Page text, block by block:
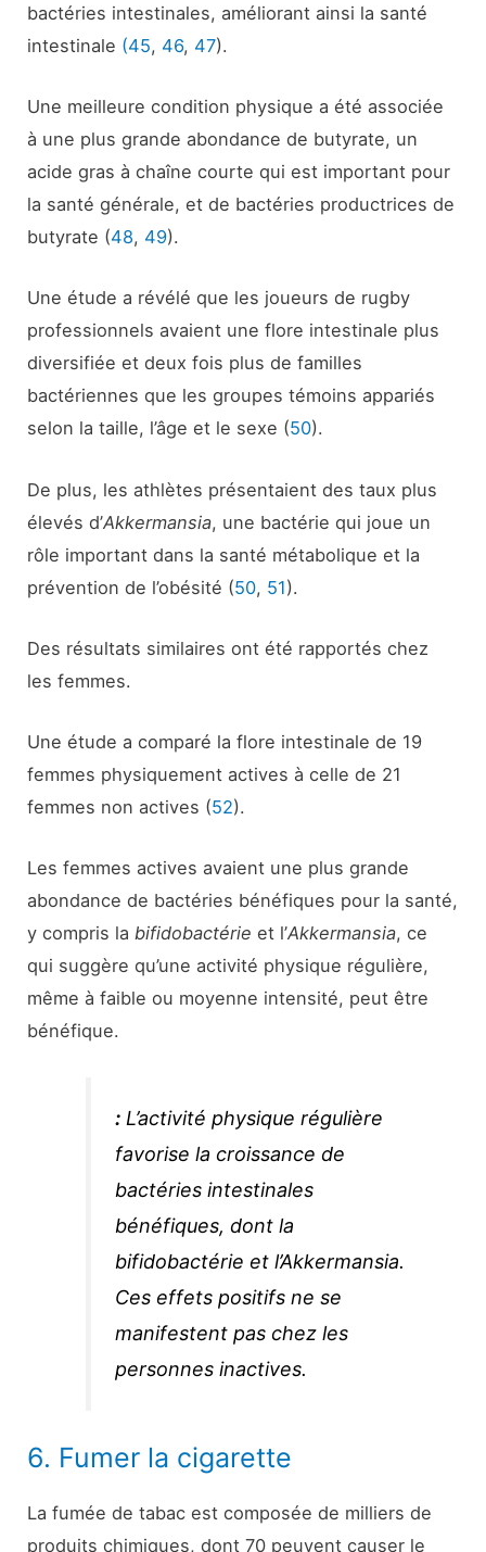
bactéries intestinales, améliorant ainsi la santé
intestinale (45, 46, 47).
Une meilleure condition physique a été associée
à une plus grande abondance de butyrate, un
acide gras à chaîne courte qui est important pour
la santé générale, et de bactéries productrices de
butyrate (48, 49).
Une étude a révélé que les joueurs de rugby
professionnels avaient une flore intestinale plus
diversifiée et deux fois plus de familles
bactériennes que les groupes témoins appariés
selon la taille, l’âge et le sexe (50).
De plus, les athlètes présentaient des taux plus
élevés d’Akkermansia, une bactérie qui joue un
rôle important dans la santé métabolique et la
prévention de l’obésité (50, 51).
Des résultats similaires ont été rapportés chez
les femmes.
Une étude a comparé la flore intestinale de 19
femmes physiquement actives à celle de 21
femmes non actives (52).
Les femmes actives avaient une plus grande
abondance de bactéries bénéfiques pour la santé,
y compris labifidobactérie et l’Akkermansia, ce
qui suggère qu’une activité physique régulière,
même à faible ou moyenne intensité, peut être
bénéfique.
: L’activité physique régulière
favorise la croissance de
bactéries intestinales
bénéfiques, dont la
bifidobactérie et l’Akkermansia.
Ces effets positifs ne se
manifestent pas chez les
personnes inactives.
6. Fumer la cigarette
La fumée de tabac est composée de milliers de
produits chimiques, dont 70 peuvent causer le